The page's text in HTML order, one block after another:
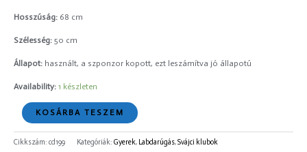
Hosszúság: 68 cm
Szélesség: 50 cm
Állapot: használt, a szponzor kopott, ezt leszámítva jó állapotú
Availability: 1 készleten
KOSÁRBA TESZEM
Cikkszám: cd199 Kategóriák: Gyerek, Labdarúgás,Svájci klubok